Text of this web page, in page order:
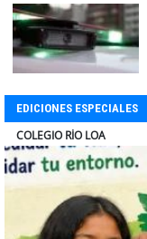
EDICIONES ESPECIALES
EL ABRA